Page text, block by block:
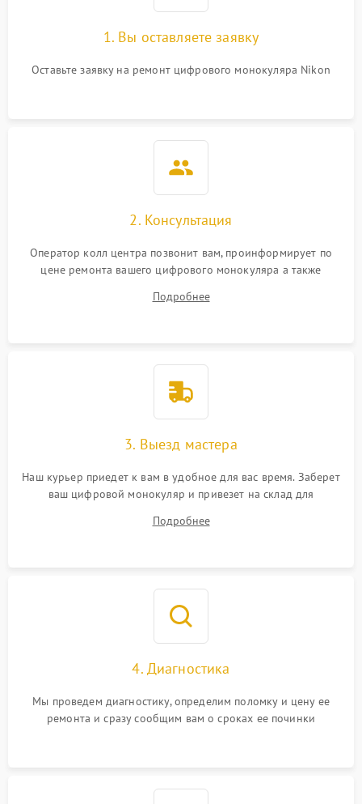
1. Вы оставляете заявку
Оставьте заявку на ремонт цифрового монокуляра Nikon
2. Консультация
Оператор колл центра позвонит вам, проинформирует по
цене ремонта вашего цифрового монокуляра а также
Подробнее
3. Выезд мастера
Наш курьер приедет к вам в удобное для вас время. Заберет
ваш цифровой монокуляр и привезет на склад для
Подробнее
4. Диагностика
Мы проведем диагностику, определим поломку и цену ее
ремонта и сразу сообщим вам о сроках ее починки